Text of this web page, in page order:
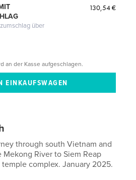
über
130,54 €
an der Kasse aufgeschlagen.
through south Vietnam and
River to Siem Reap
complex. January 2025.